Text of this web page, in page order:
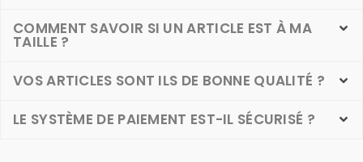
COMMENT SAVOIR SI UN ARTICLE EST À MA
TAILLE ?
VOS ARTICLES SONT ILS DE BONNE QUALITÉ ?
LE SYSTÈME DE PAIEMENT EST-IL SÉCURISÉ ?